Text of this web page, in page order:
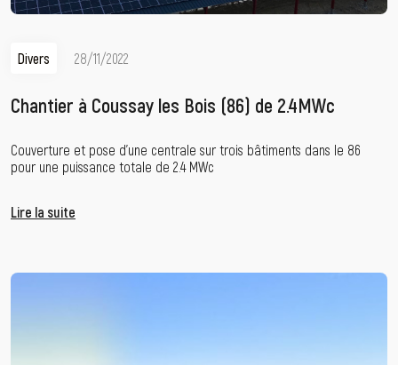
Divers 28/11/2022
Chantier à Coussay les Bois (86) de 2.4MWc
Couverture et pose d’une centrale sur trois bâtiments dans le 86
pour une puissance totale de 2.4 MWc
Lire la suite